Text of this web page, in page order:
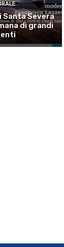
Santa Severa
di grandi